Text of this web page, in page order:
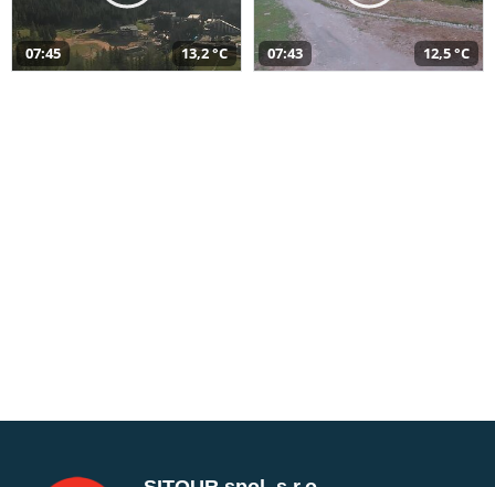
07:45 13,2 °C 07:43 12,5 °C